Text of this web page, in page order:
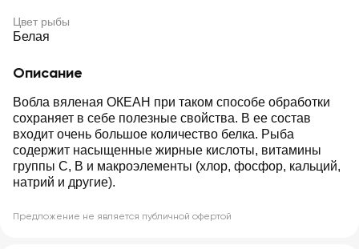
Цвет рыбы
Белая
Описание
Вобла вяленая ОКЕАН при таком способе обработки
сохраняет в себе полезные свойства. В ее состав
входит очень большое количество белка. Рыба
содержит насыщенные жирные кислоты, витамины
группы С, В и макроэлементы (хлор, фосфор, кальций,
натрий и другие).
Предложение не является публичной офертой